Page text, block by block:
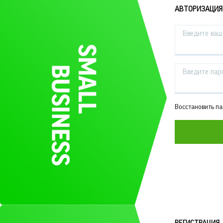
АВТОРИЗАЦИЯ
Введите
Введите
Восстановить